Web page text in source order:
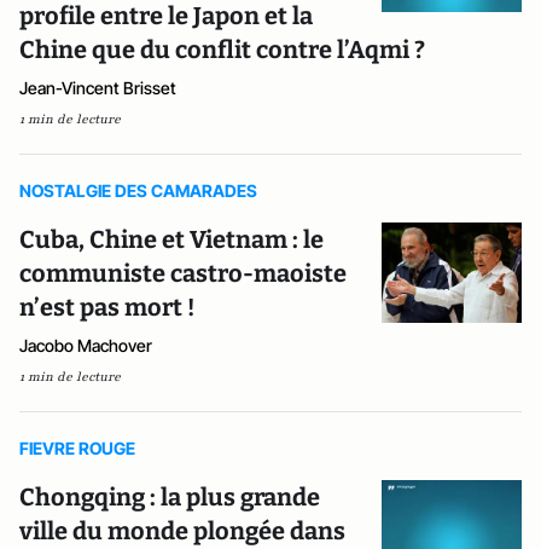
profile entre le Japon et la
Chine que du conflit contre l’Aqmi ?
Jean-Vincent Brisset
1 min de lecture
NOSTALGIE DES CAMARADES
Cuba, Chine et Vietnam : le
communiste castro-maoiste
n’est pas mort !
Jacobo Machover
1 min de lecture
FIEVRE ROUGE
Chongqing : la plus grande
ville du monde plongée dans